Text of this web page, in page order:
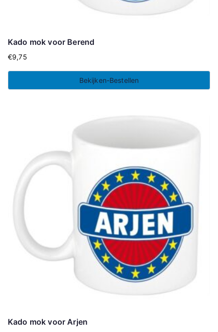
Kado mok voor Berend
€9,75
Bekijken-Bestellen
Kado mok voor Arjen